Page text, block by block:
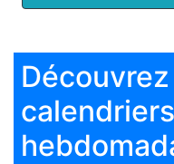
calendriers